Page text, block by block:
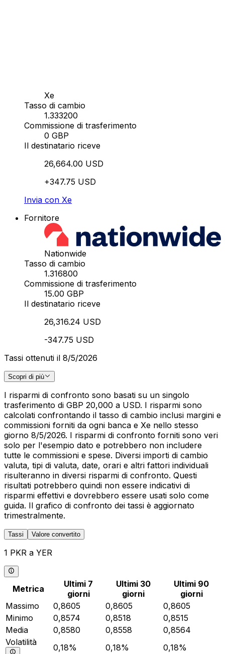
Xe
Tasso di cambio
1.333200
Commissione di trasferimento
0 GBP
Il destinatario riceve
26,664.00 USD
+347.75 USD
Invia con Xe
Fornitore
Nationwide
Tasso di cambio
1.316800
Commissione di trasferimento
15.00 GBP
Il destinatario riceve
26,316.24 USD
-347.75 USD
Tassi ottenuti il 8/5/2026
Scopri di più
I risparmi di confronto sono basati su un singolo
trasferimento di GBP 20,000 a USD. I risparmi sono
calcolati confrontando il tasso di cambio inclusi margini e
commissioni forniti da ogni banca e Xe nello stesso
giorno 8/5/2026. I risparmi di confronto forniti sono veri
solo per l'esempio dato e potrebbero non includere
tutte le commissioni e spese. Diversi importi di cambio
valuta, tipi di valuta, date, orari e altri fattori individuali
risulteranno in diversi risparmi di confronto. Questi
risultati potrebbero quindi non essere indicativi di
risparmi effettivi e dovrebbero essere usati solo come
guida. Il grafico di confronto dei tassi è aggiornato
trimestralmente.
Tassi Valore convertito
1 PKR a YER
Metrica
Ultimi 7
giorni
Ultimi 30
giorni
Ultimi 90
giorni
Massimo
0,8605 0,8605
0,8605
Minimo
0,8574 0,8518
0,8515
Media
0,8580 0,8558
0,8564
Volatilità
0,18% 0,18% 0,18%